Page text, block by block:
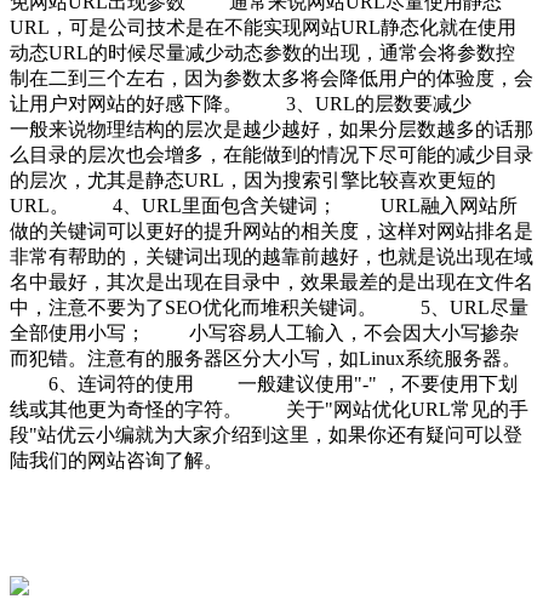
URL，可是公司技术是在不能实现网站URL静态化就在使用
动态URL的时候尽量减少动态参数的出现，通常会将参数控
制在二到三个左右，因为参数太多将会降低用户的体验度，会
让用户对网站的好感下降。 3、URL的层数要减少
一般来说物理结构的层次是越少越好，如果分层数越多的话那
么目录的层次也会增多，在能做到的情况下尽可能的减少目录
的层次，尤其是静态URL，因为搜索引擎比较喜欢更短的
URL。 4、URL里面包含关键词； URL融入网站所
做的关键词可以更好的提升网站的相关度，这样对网站排名是
非常有帮助的，关键词出现的越靠前越好，也就是说出现在域
名中最好，其次是出现在目录中，效果最差的是出现在文件名
中，注意不要为了SEO优化而堆积关键词。 5、URL尽量
全部使用小写； 小写容易人工输入，不会因大小写掺杂
而犯错。注意有的服务器区分大小写，如Linux系统服务器。
6、连词符的使用 一般建议使用"-" ，不要使用下划
线或其他更为奇怪的字符。 关于"网站优化URL常见的手
段"站优云小编就为大家介绍到这里，如果你还有疑问可以登
陆我们的网站咨询了解。